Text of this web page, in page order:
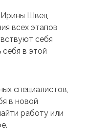
Ирины Швец
всех этапов
себя
себя в этой
специалистов,
в новой
работу или